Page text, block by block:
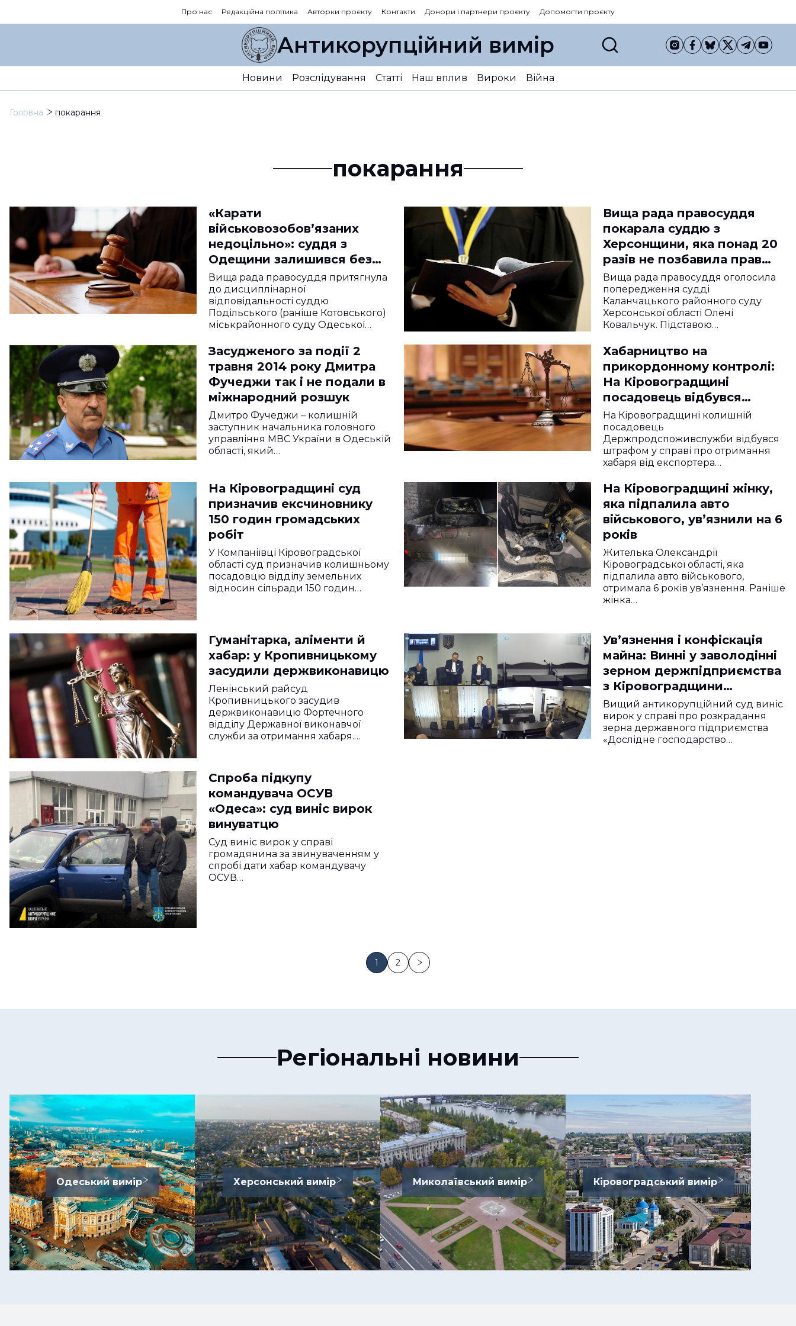
Про нас Редакційна політика Авторки проєкту Контакти Донори і партнери проєкту Допомогти проєкту
Антикорупційний вимір
Новини Розслідування Статті Наш вплив Вироки Війна
Головна покарання
покарання
«Карати
військовозобов’язаних
недоцільно»: суддя з
Одещини залишився без
надбавок та з доганою
Вища рада правосуддя притягнула
до дисциплінарної
відповідальності суддю
Подільського (раніше Котовського)
міськрайонного суду Одеської…
Вища рада правосуддя
покарала суддю з
Херсонщини, яка понад 20
разів не позбавила прав
п’яних водіїв
Вища рада правосуддя оголосила
попередження судді
Каланчацького районного суду
Херсонської області Олені
Ковальчук. Підставою…
Засудженого за події 2
травня 2014 року Дмитра
Фучеджи так і не подали в
міжнародний розшук
Дмитро Фучеджи – колишній
заступник начальника головного
управління МВС України в Одеській
області, який…
Хабарництво на
прикордонному контролі:
На Кіровоградщині
посадовець відбувся
штрафом
На Кіровоградщині колишній
посадовець
Держпродспоживслужби відбувся
штрафом у справі про отримання
хабаря від експортера…
На Кіровоградщині суд
призначив ексчиновнику
150 годин громадських
робіт
У Компаніївці Кіровоградської
області суд призначив колишньому
посадовцю відділу земельних
відносин сільради 150 годин…
На Кіровоградщині жінку,
яка підпалила авто
військового, ув’язнили на 6
років
Жителька Олександрії
Кіровоградської області, яка
підпалила авто військового,
отримала 6 років ув’язнення. Раніше
жінка…
Гуманітарка, аліменти й
хабар: у Кропивницькому
засудили держвиконавицю
Ленінський райсуд
Кропивницького засудив
держвиконавицю Фортечного
відділу Державної виконавчої
служби за отримання хабаря.
Ув’язнення і конфіскація
майна: Винні у заволодінні
зерном держпідприємства
з Кіровоградщини
отримали вироки
Вищий антикорупційний суд виніс
вирок у справі про розкрадання
зерна державного підприємства
«Дослідне господарство…
Спроба підкупу
командувача ОСУВ
«Одеса»: суд виніс вирок
винуватцю
Суд виніс вирок у справі
громадянина за звинуваченням у
спробі дати хабар командувачу
ОСУВ…
1 2
Регіональні новини
Одеський вимір Херсонський вимір Миколаївський вимір Кіровоградський вимір